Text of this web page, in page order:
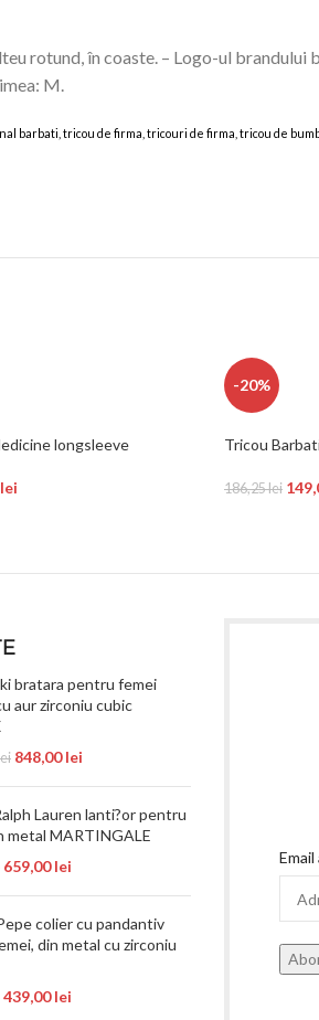
rotund, în coaste. – Logo-ul brandului
M.
barbati, tricou de firma, tricouri de firma, tricou de
longsleeve
lei
-20%
Tricou
186,25lei
bratara pentru femei
aur zirconiu cubic
848,00lei
Lauren lanti?or pentru
metal MARTINGALE
659,00lei
colier cu pandantiv
din metal cu zirconiu
439,00lei